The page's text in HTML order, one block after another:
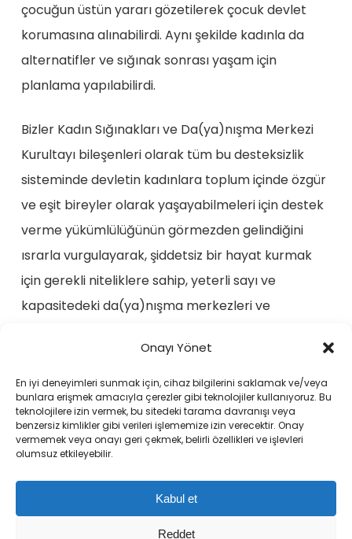
Onayı Yönet
En iyi deneyimleri sunmak için, cihaz bilgilerini saklamak ve/veya
bunlara erişmek amacıyla çerezler gibi teknolojiler kullanıyoruz. Bu
teknolojilere izin vermek, bu sitedeki tarama davranışı veya
benzersiz kimlikler gibi verileri işlememize izin verecektir. Onay
vermemek veya onayı geri çekmek, belirli özellikleri ve işlevleri
olumsuz etkileyebilir.
Kabul et
Reddet
çocuğun üstün yararı gözetilerek çocuk devlet
korumasına alınabilirdi. Aynı şekilde kadınla da
alternatifler ve sığınak sonrası yaşam için
planlama yapılabilirdi.
Bizler Kadın Sığınakları ve Da(ya)nışma Merkezi
Kurultayı bileşenleri olarak tüm bu desteksizlik
sisteminde devletin kadınlara toplum içinde özgür
ve eşit bireyler olarak yaşayabilmeleri için destek
verme yükümlülüğünün görmezden gelindiğini
ısrarla vurgulayarak, şiddetsiz bir hayat kurmak
için gerekli niteliklere sahip, yeterli sayı ve
kapasitedeki da(ya)nışma merkezleri ve
yöntemle kadınları güçlendiren çalışmalar
mümkün oluncaya kadar mücadelemizi
sürdüreceğiz!